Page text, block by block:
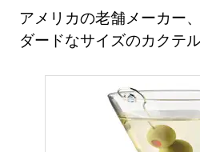
アメリカの老舗メーカー
ダードなサイズのカクテ